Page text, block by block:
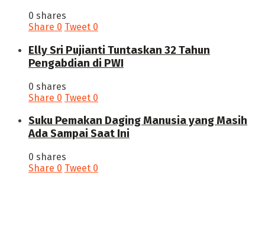
0 shares
Share 0 Tweet 0
Elly Sri Pujianti Tuntaskan 32 Tahun
Pengabdian di PWI
0 shares
Share 0 Tweet 0
‎Suku Pemakan Daging Manusia yang Masih
Ada Sampai Saat Ini
0 shares
Share 0 Tweet 0